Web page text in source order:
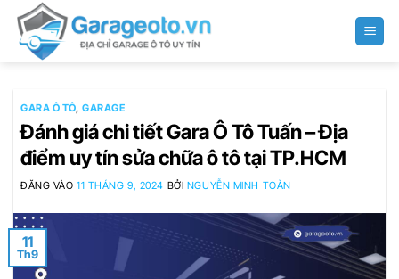
qua
GARA Ô TÔ,GARAGE
Đánh giá chi tiết Gara Ô Tô Tuấn – Địa
điểm uy tín sửa chữa ô tô tại TP.HCM
ĐĂNG VÀO11 THÁNG 9, 2024 BỞI NGUYỄN MINH TOÀN
11
Th9